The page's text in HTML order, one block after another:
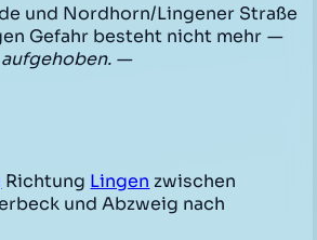
und Nordhorn/Lingener Straße
Gefahr besteht nicht mehr —
—
Richtung Lingen zwischen
und Abzweig nach